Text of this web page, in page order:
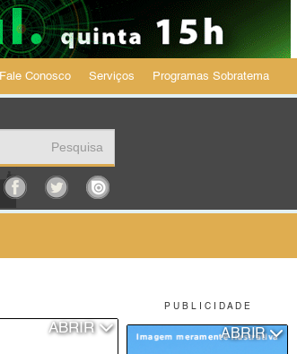
P U B L I C I D A D E
ABRIR
Fale Conosco Serviços Programas Sobratema
ABRIR